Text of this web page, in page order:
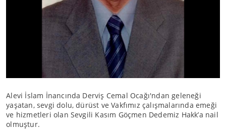
Alevi İslam İnancında Derviş Cemal Ocağı'ndan geleneği
yaşatan, sevgi dolu, dürüst ve Vakfımız çalışmalarında emeği
ve hizmetleri olan Sevgili Kasım Göçmen Dedemiz Hakk’a nail
olmuştur.